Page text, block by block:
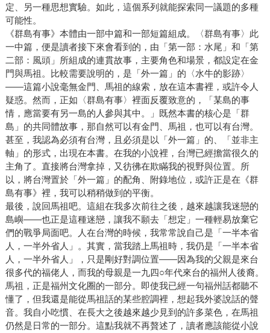
定、另一種思想實驗。如此，這個系列就能探索同一議題的多種
可能性。
《群島有事》本體由一部中篇和一部短篇組成。〈群島有事〉此
一中篇，便是讀者接下來會看到的，由「第一部：水尾」和「第
二部：風頭」所組成的連貫故事，主要角色和場景，都設定在金
門與馬祖。比較需要說明的，是「外一篇」的〈水牛的影跡〉
——這篇小說毫無金門、馬祖的線索，放在這本書裡，或許令人
疑惑。然而，正如〈群島有事〉裡面反覆致意的，「某島的事
情，應當要有另一島的人參與其中。」既然本書的核心是「群
島」的共同體故事，那自然可以有金門、馬祖，也可以有台灣。
甚至，我認為必須有台灣，且必須是以「外一篇」的、「並非主
軸」的形式，出現在本書。在我的小說裡，台灣已經擔當很久的
主角了。直接將台灣拿掉，又彷彿在欺瞞我的視野與位置。所
以，將台灣置於「外一篇」的配角、附錄地位，或許正是在《群
島有事》裡，我可以稍稍做到的平衡。
最後，說回馬祖吧。這組在我多次前往之後，越來越讓我迷戀的
島嶼——也正是這種迷戀，讓我不願去「想定」一種輕易放棄它
們的戰爭局面吧。人在台灣的時候，我常常說自己是「一半本省
人，一半外省人」。其實，當我踏上馬祖時，我仍是「一半本省
人，一半外省人」，只是剛好對調位置——因為我的父親是來台
很多代的福佬人，而我的母親是一九四○年代來台的福州人後裔。
馬祖，正是福州文化圈的一部分。即使我已經一句福州話都聽不
懂了，但我還是能從馬祖話的某些腔調裡，想起我外婆說話的聲
音。我自小吃慣、在長大之後越來越少見到的許多菜色，在馬祖
仍然是日常的一部分。這點我就不再贅述了，讀者應該能從小說